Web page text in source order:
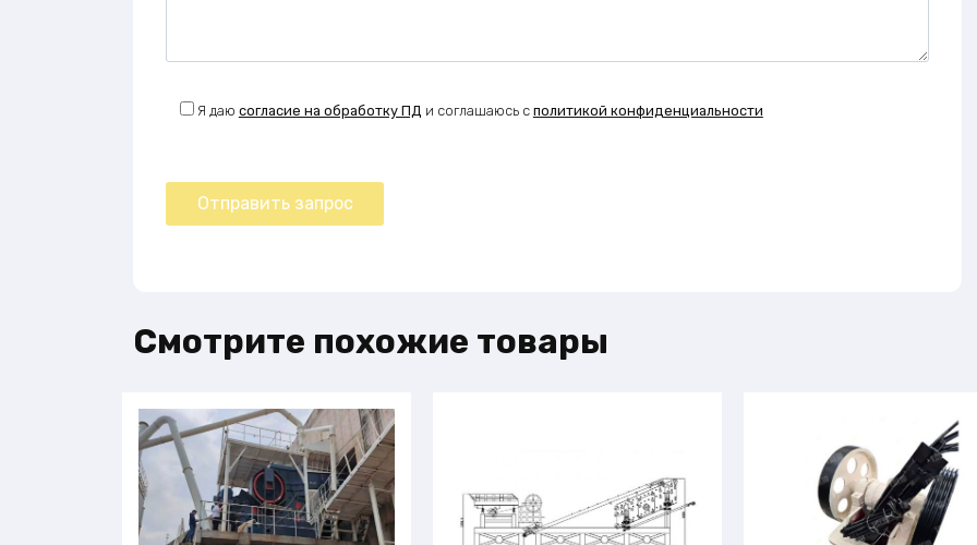
Я даю согласие на обработку ПД и соглашаюсь с политикой конфиденциальности
Смотрите похожие товары